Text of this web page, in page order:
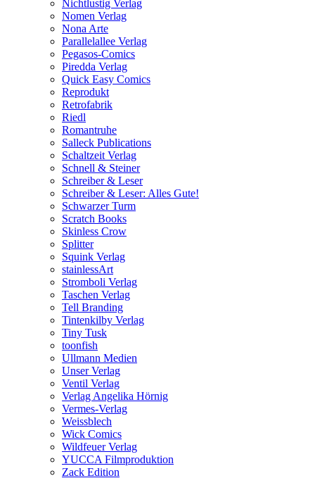
Nichtlustig Verlag
Nomen Verlag
Nona Arte
Parallelallee Verlag
Pegasos-Comics
Piredda Verlag
Quick Easy Comics
Reprodukt
Retrofabrik
Riedl
Romantruhe
Salleck Publications
Schaltzeit Verlag
Schnell & Steiner
Schreiber & Leser
Schreiber & Leser: Alles Gute!
Schwarzer Turm
Scratch Books
Skinless Crow
Splitter
Squink Verlag
stainlessArt
Stromboli Verlag
Taschen Verlag
Tell Branding
Tintenkilby Verlag
Tiny Tusk
toonfish
Ullmann Medien
Unser Verlag
Ventil Verlag
Verlag Angelika Hörnig
Vermes-Verlag
Weissblech
Wick Comics
Wildfeuer Verlag
YUCCA Filmproduktion
Zack Edition